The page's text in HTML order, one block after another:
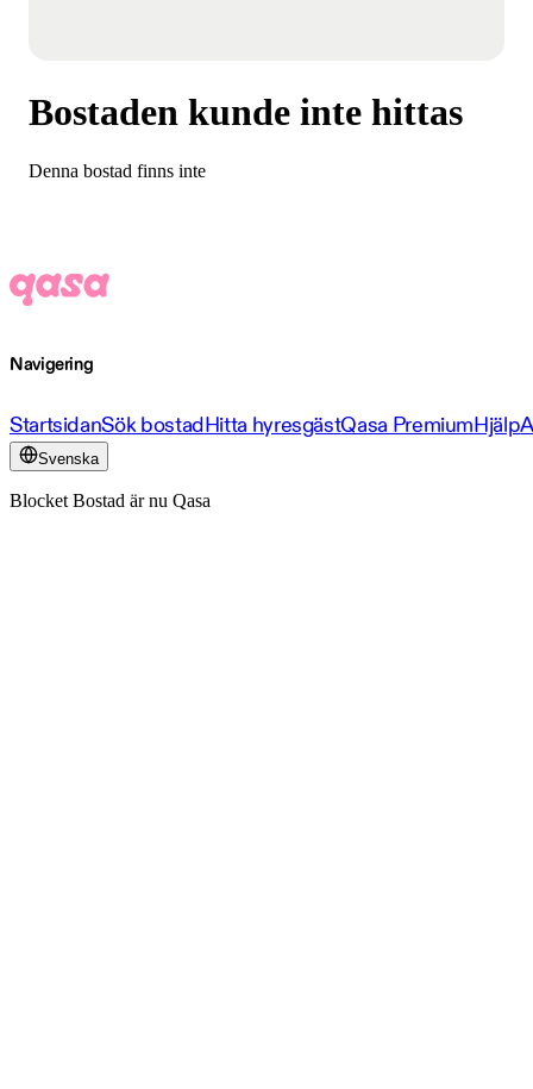
Bostaden kunde inte hittas
Denna bostad finns inte
Navigering
StartsidanSök bostadHitta hyresgästQasa PremiumHjälp
Svenska
Blocket Bostad är nu Qasa